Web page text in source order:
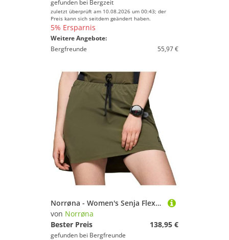
gefunden bei Bergzeit
zuletzt überprüft am 10.08.2026 um 00:43; der
Preis kann sich seitdem geändert haben.
5% Ersparnis
Weitere Angebote:
Bergfreunde
55,97 €
Norrøna - Women's Senja Flex1 Skirt - Laufrock Gr S oliv
von Norrøna
Bester Preis
138,95 €
gefunden bei Bergfreunde